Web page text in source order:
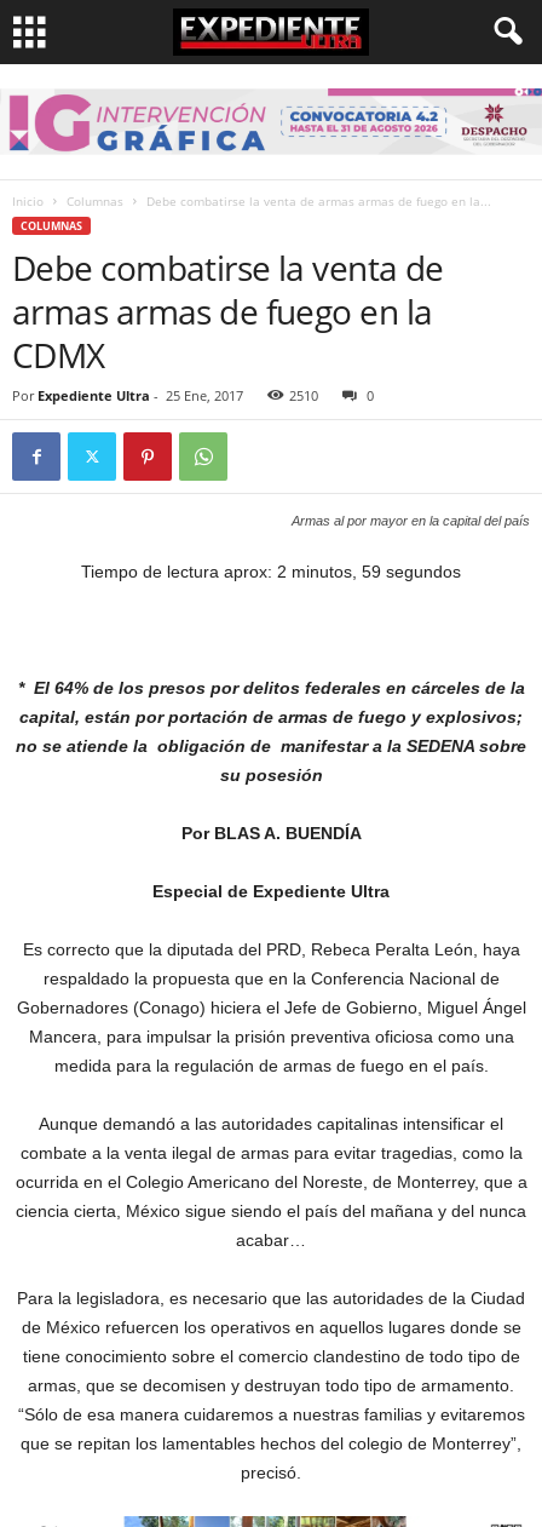
Inicio Columnas Debe combatirse la venta de armas armas de fuego en la...
COLUMNAS
Debe combatirse la venta de
armas armas de fuego en la
CDMX
Por Expediente Ultra - 25 Ene, 2017 2510 0
Armas al por mayor en la capital del país
Tiempo de lectura aprox: 2 minutos, 59 segundos
* El 64% de los presos por delitos federales en cárceles de la
capital, están por portación de armas de fuego y explosivos;
no se atiende la obligación de manifestar a la SEDENA sobre
su posesión
Por BLAS A. BUENDÍA
Especial de Expediente Ultra
Es correcto que la diputada del PRD, Rebeca Peralta León, haya
respaldado la propuesta que en la Conferencia Nacional de
Gobernadores (Conago) hiciera el Jefe de Gobierno, Miguel Ángel
Mancera, para impulsar la prisión preventiva oficiosa como una
medida para la regulación de armas de fuego en el país.
Aunque demandó a las autoridades capitalinas intensificar el
combate a la venta ilegal de armas para evitar tragedias, como la
ocurrida en el Colegio Americano del Noreste, de Monterrey, que a
ciencia cierta, México sigue siendo el país del mañana y del nunca
acabar…
Para la legisladora, es necesario que las autoridades de la Ciudad
de México refuercen los operativos en aquellos lugares donde se
tiene conocimiento sobre el comercio clandestino de todo tipo de
armas, que se decomisen y destruyan todo tipo de armamento.
“Sólo de esa manera cuidaremos a nuestras familias y evitaremos
que se repitan los lamentables hechos del colegio de Monterrey”,
precisó.